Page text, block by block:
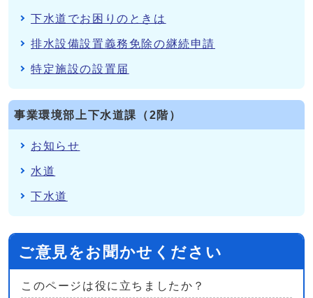
下水道でお困りのときは
排水設備設置義務免除の継続申請
特定施設の設置届
事業環境部上下水道課（2階）
お知らせ
水道
下水道
ご意見をお聞かせください
このページは役に立ちましたか？